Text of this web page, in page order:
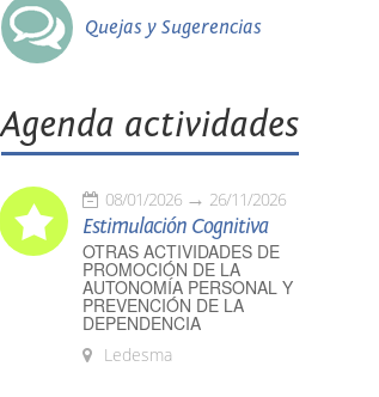
Quejas y Sugerencias
Agenda actividades
08/01/2026 26/11/2026
Estimulación Cognitiva
OTRAS ACTIVIDADES DE
PROMOCIÓN DE LA
AUTONOMÍA PERSONAL Y
PREVENCIÓN DE LA
DEPENDENCIA
Ledesma